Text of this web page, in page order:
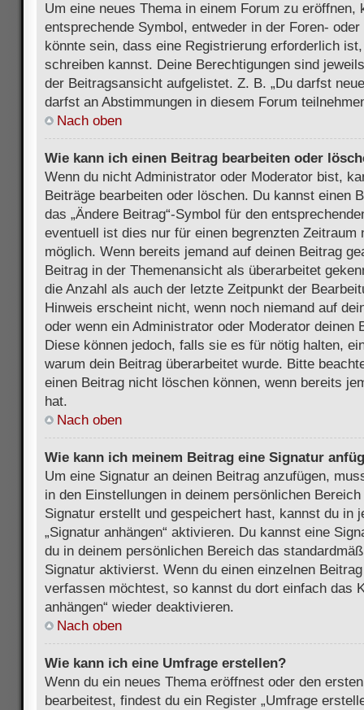
Um eine neues Thema in einem Forum zu eröffnen,
entsprechende Symbol, entweder in der Foren-
könnte sein, dass eine Registrierung erforderlich
schreiben kannst. Deine Berechtigungen sind
der Beitragsansicht aufgelistet. Z. B. „Du darfst
darfst an Abstimmungen in diesem Forum
Nach oben
Wie kann ich einen Beitrag bearbeiten oder
Wenn du nicht Administrator oder Moderator bist,
Beiträge bearbeiten oder löschen. Du kannst einen
das „Ändere Beitrag“-Symbol für den
eventuell ist dies nur für einen begrenzten Zeitraum
möglich. Wenn bereits jemand auf deinen Beitrag
Beitrag in der Themenansicht als überarbeitet
die Anzahl als auch der letzte Zeitpunkt der
Hinweis erscheint nicht, wenn noch niemand auf
oder wenn ein Administrator oder Moderator deinen
Diese können jedoch, falls sie es für nötig halten,
warum dein Beitrag überarbeitet wurde. Bitte
einen Beitrag nicht löschen können, wenn bereits
hat.
Nach oben
Wie kann ich meinem Beitrag eine Signatur
Um eine Signatur an deinen Beitrag anzufügen,
in den Einstellungen in deinem persönlichen
Signatur erstellt und gespeichert hast, kannst du in
„Signatur anhängen“ aktivieren. Du kannst eine
du in deinem persönlichen Bereich das
Signatur aktivierst. Wenn du einen einzelnen
verfassen möchtest, so kannst du dort einfach das
anhängen“ wieder deaktivieren.
Nach oben
Wie kann ich eine Umfrage erstellen?
Wenn du ein neues Thema eröffnest oder den
bearbeitest, findest du ein Register „Umfrage